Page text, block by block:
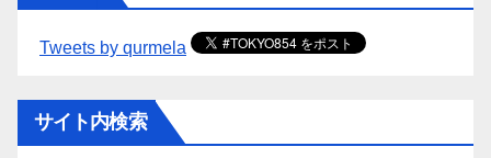
Tweets by qurmela
サイト内検索